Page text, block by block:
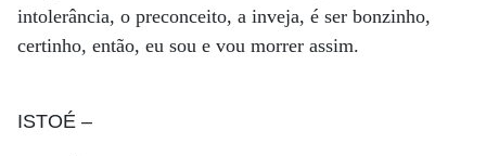
intolerância, o preconceito, a inveja, é ser bonzinho,
certinho, então, eu sou e vou morrer assim.
ISTOÉ –